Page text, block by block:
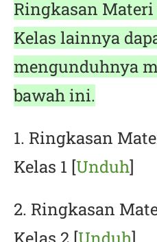
Ringkasan
Kelas lainnya
mengunduhnya
bawah ini.
1. Ringkasan
Kelas 1 [Unduh]
2. Ringkasan